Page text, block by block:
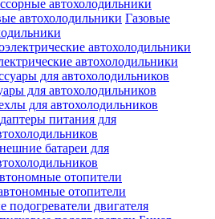
автохолодильники
Газовые
автохолодильники
для автохолодильников
для автохолодильников
питания для
батареи для
отопители
отопители
подогреватели двигателя